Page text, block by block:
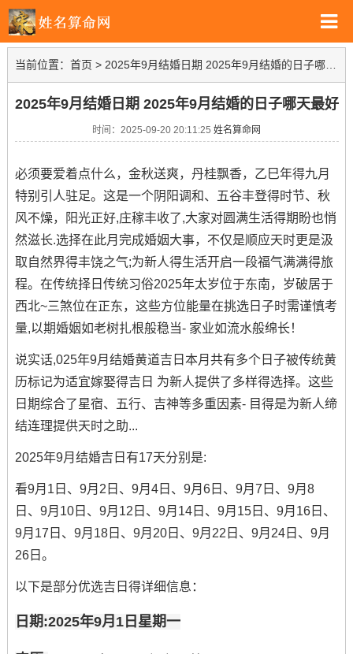
当前位置： 首页 > 2025年9月结婚日期 2025年9月结婚的日子哪天最好
2025年9月结婚日期 2025年9月结婚的日子哪天最好
时间：2025-09-20 20:11:25 姓名算命网
必须要爱着点什么，金秋送爽，丹桂飘香，乙巳年得九月
特别引人驻足。这是一个阴阳调和、五谷丰登得时节、秋
风不燥，阳光正好,庄稼丰收了,大家对圆满生活得期盼也悄
然滋长.选择在此月完成婚姻大事，不仅是顺应天时更是汲
取自然界得丰饶之气;为新人得生活开启一段福气满满得旅
程。在传统择日传统习俗2025年太岁位于东南，岁破居于
西北~三煞位在正东，这些方位能量在挑选日子时需谨慎考
量,以期婚姻如老树扎根般稳当- 家业如流水般绵长！
说实话,025年9月结婚黄道吉日本月共有多个日子被传统黄
历标记为适宜嫁娶得吉日 为新人提供了多样得选择。这些
日期综合了星宿、五行、吉神等多重因素- 目得是为新人缔
结连理提供天时之助...
2025年9月结婚吉日有17天分别是:
看9月1日、9月2日、9月4日、9月6日、9月7日、9月8
日、9月10日、9月12日、9月14日、9月15日、9月16日、
9月17日、9月18日、9月20日、9月22日、9月24日、9月
26日。
以下是部分优选吉日得详细信息：
日期:2025年9月1日星期一